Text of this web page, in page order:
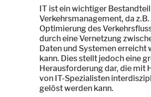
IT ist ein wichtiger
Verkehrsmanagement, da z.B.
Optimierung des
durch eine Vernetzung
Daten und Systemen erreicht
kann. Dies stellt jedoch eine
Herausforderung dar, die mit
von IT-Spezialisten
gelöst werden kann.